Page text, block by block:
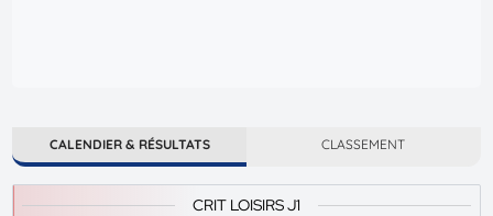
CALENDIER & RÉSULTATS CLASSEMENT
CRIT LOISIRS J1